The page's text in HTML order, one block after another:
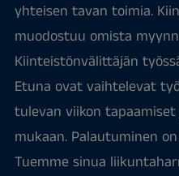
yhteisen tavan toimia.
muodostuu omista
Kiinteistönvälittäjän
Etuna ovat vaihtelevat
tulevan viikon
mukaan. Palautuminen
Tuemme sinua